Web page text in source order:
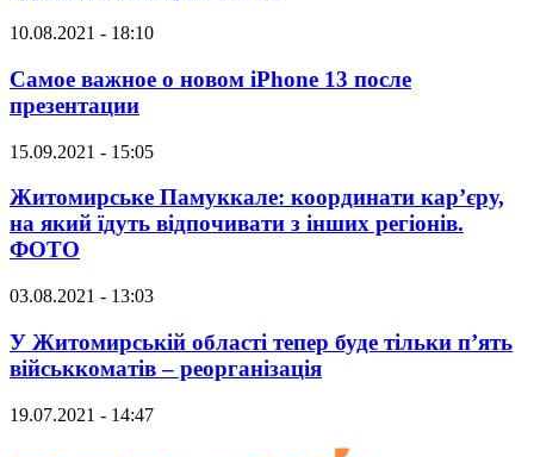
10.08.2021 - 18:10
Самое важное о новом iPhone 13 после
презентации
15.09.2021 - 15:05
Житомирське Памуккале: координати кар’єру,
на який їдуть відпочивати з інших регіонів.
ФОТО
03.08.2021 - 13:03
У Житомирській області тепер буде тільки п’ять
військкоматів – реорганізація
19.07.2021 - 14:47